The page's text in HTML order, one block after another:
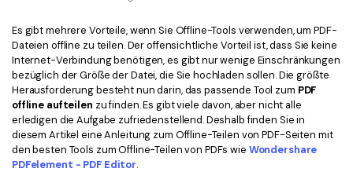
PDF OCR
PDF-Daten extrahieren
PDF freigeben
eSign PDFs rechtmäßig Neu
Branchen
Bildung
Kontakt zum Support
Was ist NEU
Benutzerhandbuch
PDFelement für Windows
PDFelement für Mac
PDFelement für iOS
Es gibt mehrere Vorteile, wenn Sie Offline-Tools verwenden, um PDF-
Dateien offline zu teilen. Der offensichtliche Vorteil ist, dass Sie keine
Internet-Verbindung benötigen, es gibt nur wenige Einschränkungen
bezüglich der Größe der Datei, die Sie hochladen sollen. Die größte
Herausforderung besteht nun darin, das passende Tool zum PDF
offline aufteilen zu finden. Es gibt viele davon, aber nicht alle
erledigen die Aufgabe zufriedenstellend. Deshalb finden Sie in
diesem Artikel eine Anleitung zum Offline-Teilen von PDF-Seiten mit
den besten Tools zum Offline-Teilen von PDFs wie Wondershare
PDFelement - PDF Editor.